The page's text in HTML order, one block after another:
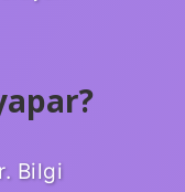
Bilgi